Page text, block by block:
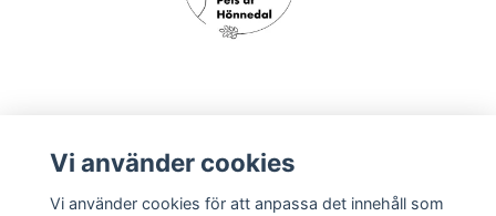
Vi använder cookies
Vi använder cookies för att anpassa det innehåll som